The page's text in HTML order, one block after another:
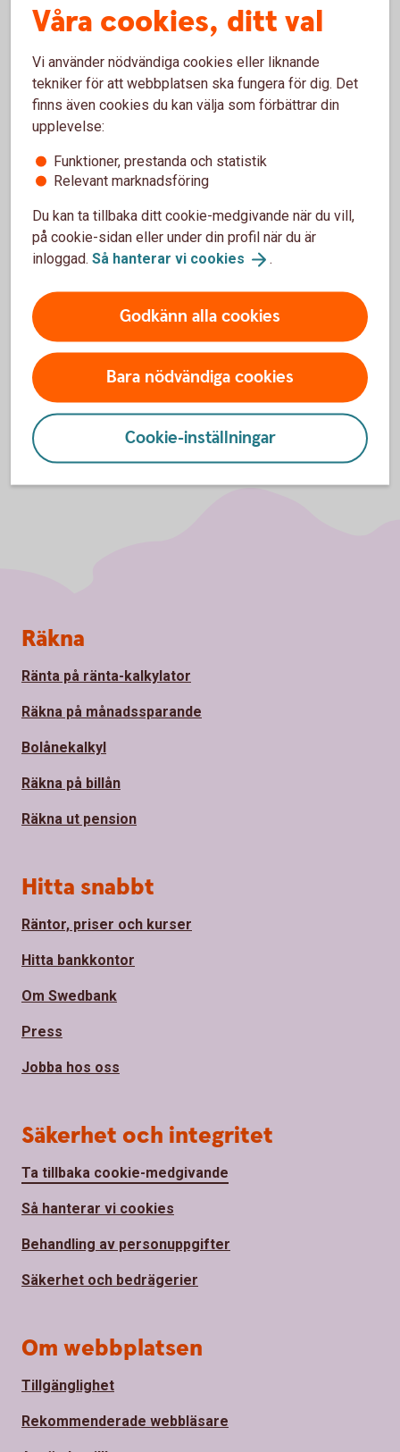
Sjukvårdsupplysning och
vårdplanering vårdförsäkring
Folksam ömsesidig sakförsäkring
0771-968 636
För att se detta innehåll behöver du först
godkänna cookies för Funktioner, prestanda
Inställningar för cookies
Våra cookies, ditt val
Vi använder nödvändiga cookies eller liknande
tekniker för att webbplatsen ska fungera för dig. Det
finns även cookies du kan välja som förbättrar din
upplevelse:
Funktioner, prestanda och statistik
Relevant marknadsföring
Du kan ta tillbaka ditt cookie-medgivande när du vill,
på cookie-sidan eller under din profil när du är
inloggad. Så hanterar vi cookies .
Godkänn alla cookies
Bara nödvändiga cookies
Cookie-inställningar
Sidfot
Räkna
Ränta på ränta-kalkylator
Räkna på månadssparande
Bolånekalkyl
Räkna på billån
Räkna ut pension
Hitta snabbt
Räntor, priser och kurser
Hitta bankkontor
Om Swedbank
Press
Jobba hos oss
Säkerhet och integritet
Ta tillbaka cookie-medgivande
Så hanterar vi cookies
Behandling av personuppgifter
Säkerhet och bedrägerier
Om webbplatsen
Tillgänglighet
Rekommenderade webbläsare